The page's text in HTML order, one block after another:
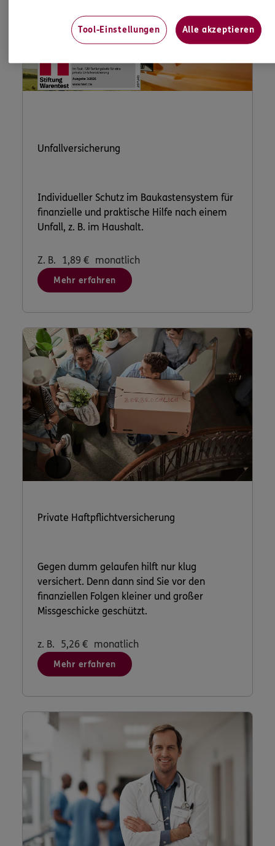
Unfallversicherung
Individueller Schutz im Baukastensystem für
finanzielle und praktische Hilfe nach einem
Unfall, z. B. im Haushalt.
Z. B. 1,89 € monatlich
Mehr erfahren
Private Haftpflichtversicherung
Gegen dumm gelaufen hilft nur klug
versichert. Denn dann sind Sie vor den
finanziellen Folgen kleiner und großer
Missgeschicke geschützt.
z. B. 5,26 € monatlich
Mehr erfahren
Tool-Einstellungen Alle akzeptieren